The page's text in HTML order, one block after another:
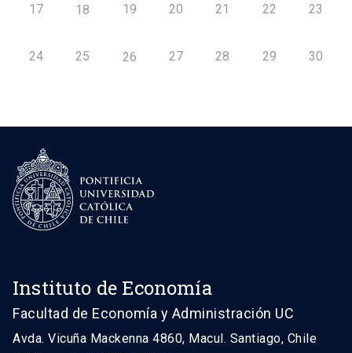
17 18 19 20 21 22 23
24 25 26 27 28 29 30
Instituto de Economía
Facultad de Economía y Administración UC
Avda. Vicuña Mackenna 4860, Macul. Santiago, Chile